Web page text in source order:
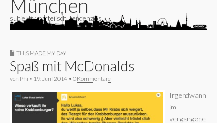
München
subjektiv, parteiisch, tendenziös
THIS MADE MY DAY
Spaß mit McDonalds
von Phi • 19. Juni 2014 • 0 Kommentare
Irgendwann
im
vergangene